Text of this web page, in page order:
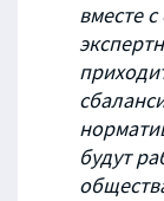
вместе
будут